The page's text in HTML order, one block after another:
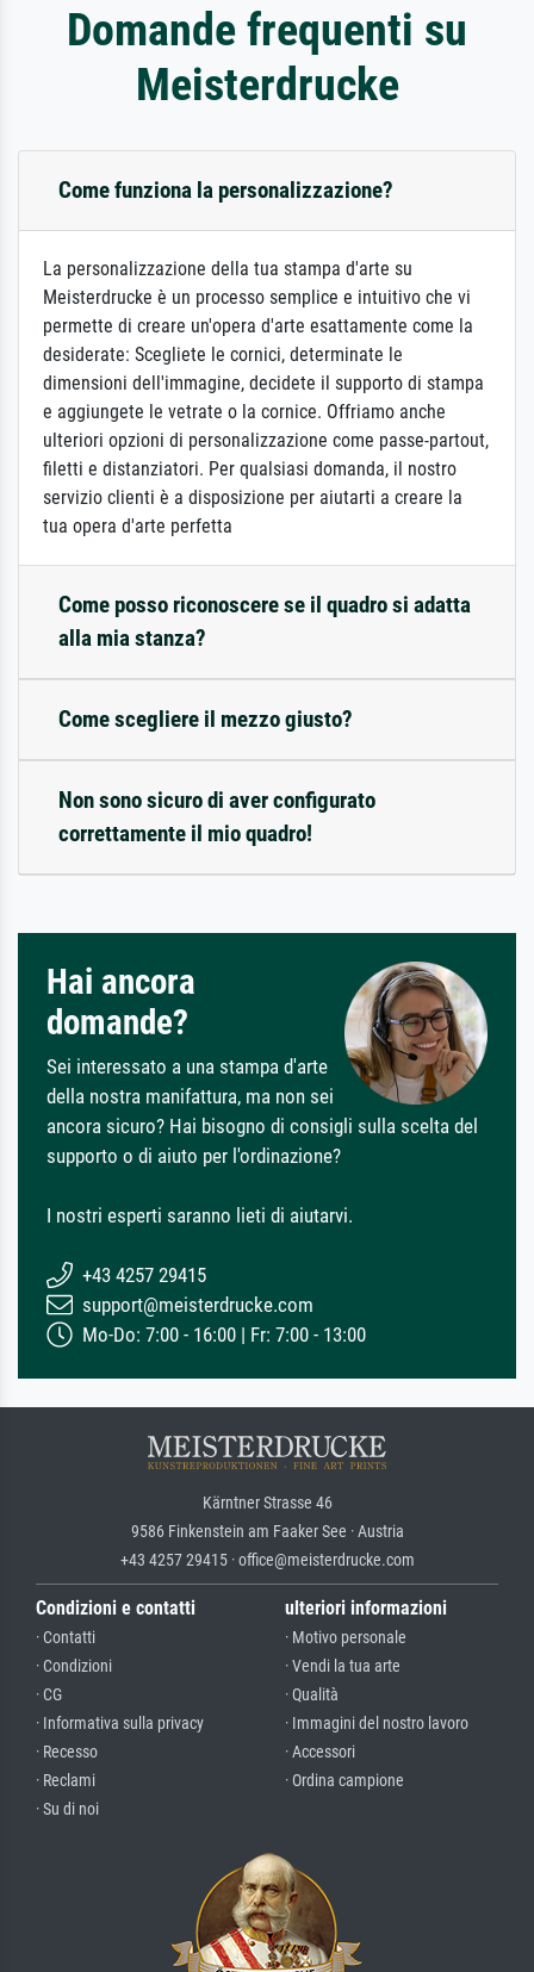
Domande frequenti su
Meisterdrucke
Come funziona la personalizzazione?
La personalizzazione della tua stampa d'arte su
Meisterdrucke è un processo semplice e intuitivo che vi
permette di creare un'opera d'arte esattamente come la
desiderate: Scegliete le cornici, determinate le
dimensioni dell'immagine, decidete il supporto di stampa
e aggiungete le vetrate o la cornice. Offriamo anche
ulteriori opzioni di personalizzazione come passe-partout,
filetti e distanziatori. Per qualsiasi domanda, il nostro
servizio clienti è a disposizione per aiutarti a creare la
tua opera d'arte perfetta
Come posso riconoscere se il quadro si adatta
alla mia stanza?
Come scegliere il mezzo giusto?
Non sono sicuro di aver configurato
correttamente il mio quadro!
Hai ancora
domande?
Sei interessato a una stampa d'arte
della nostra manifattura, ma non sei
ancora sicuro? Hai bisogno di consigli sulla scelta del
supporto o di aiuto per l'ordinazione?
I nostri esperti saranno lieti di aiutarvi.
+43 4257 29415
support@meisterdrucke.com
Mo-Do: 7:00 - 16:00 | Fr: 7:00 - 13:00
Kärntner Strasse 46
9586 Finkenstein am Faaker See · Austria
+43 4257 29415 · office@meisterdrucke.com
Condizioni e contatti
· Contatti
· Condizioni
· CG
· Informativa sulla privacy
· Recesso
· Reclami
· Su di noi
ulteriori informazioni
· Motivo personale
· Vendi la tua arte
· Qualità
· Immagini del nostro lavoro
· Accessori
· Ordina campione